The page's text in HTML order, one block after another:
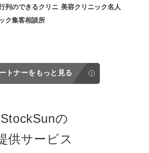
列のできるクリニ
ック集客相談所
美容クリニック名人
トナーをもっと見る
StockSunの
供サービス